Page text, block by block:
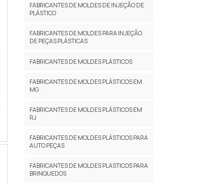
FABRICANTES DE MOLDES DE INJEÇÃO DE
PLÁSTICO
FABRICANTES DE MOLDES PARA INJEÇÃO
DE PEÇAS PLÁSTICAS
FABRICANTES DE MOLDES PLÁSTICOS
FABRICANTES DE MOLDES PLÁSTICOS EM
MG
FABRICANTES DE MOLDES PLÁSTICOS EM
RJ
FABRICANTES DE MOLDES PLÁSTICOS PARA
AUTO PEÇAS
FABRICANTES DE MOLDES PLASTICOS PARA
BRINQUEDOS